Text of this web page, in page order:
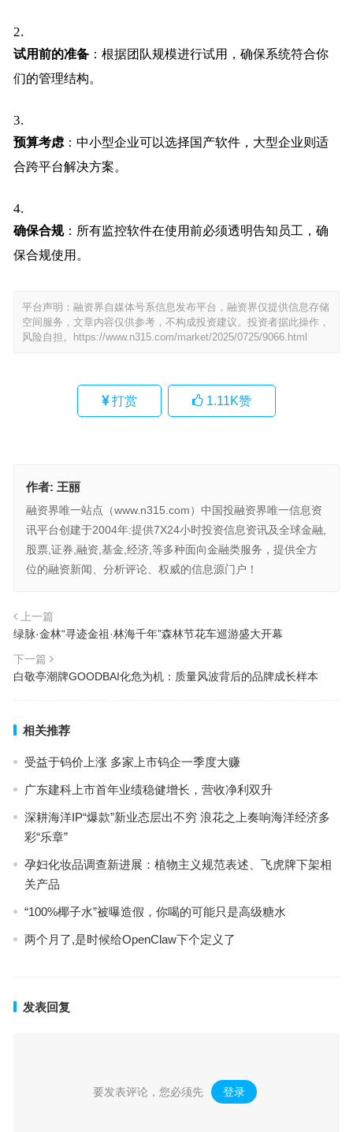
试用前的准备：根据团队规模进行试用，确保系统符合你
们的管理结构。
预算考虑：中小型企业可以选择国产软件，大型企业则适
合跨平台解决方案。
确保合规：所有监控软件在使用前必须透明告知员工，确
保合规使用。
平台声明：融资界自媒体号系信息发布平台，融资界仅提供信息存储
空间服务，文章内容仅供参考，不构成投资建议。投资者据此操作，
风险自担。
https://www.n315.com/market/2025/0725/9066.html
打赏 1.11K赞
作者: 王丽
融资界唯一站点（www.n315.com）中国投融资界唯一信息资
讯平台创建于2004年:提供7X24小时投资信息资讯及全球金融,
股票,证券,融资,基金,经济,等多种面向金融类服务，提供全方
位的融资新闻、分析评论、权威的信息源门户！
上一篇
绿脉·金林“寻迹金祖·林海千年”森林节花车巡游盛大开幕
下一篇
白敬亭潮牌GOODBAI化危为机：质量风波背后的品牌成长样本
相关推荐
受益于钨价上涨 多家上市钨企一季度大赚
广东建科上市首年业绩稳健增长，营收净利双升
深耕海洋IP“爆款”新业态层出不穷 浪花之上奏响海洋经济多
彩“乐章”
孕妇化妆品调查新进展：植物主义规范表述、飞虎牌下架相
关产品
“100%椰子水”被曝造假，你喝的可能只是高级糖水
两个月了,是时候给OpenClaw下个定义了
发表回复
要发表评论，您必须先 登录 。